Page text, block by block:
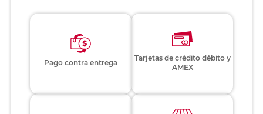
Pago contra entrega
Tarjetas de crédito débito y
AMEX